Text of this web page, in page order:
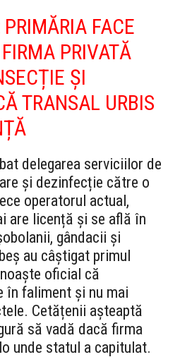
FACE
PRIVATĂ
ȘI
TRANSAL URBIS
delegarea serviciilor de
și dezinfecție către o
operatorul actual,
are licență și se află în
gândacii și
au câștigat primul
oficial că
în faliment și nu mai
Cetățenii așteaptă
să vadă dacă firma
unde statul a capitulat.